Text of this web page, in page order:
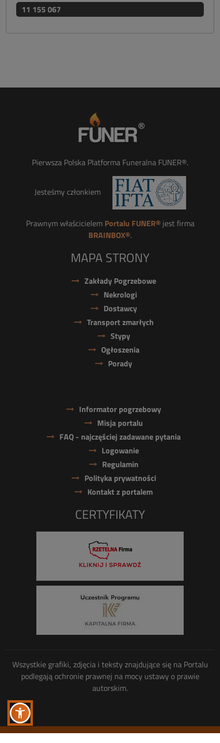
11 155 067
Pierwsza Polska Platforma Funeralna FUNER®.
Jesteśmy członkiem
Prawnym właścicielem Portalu FUNER®jest firma
BRAINBOX®.
MAPA STRONY
Zakłady Pogrzebowe
Nekrologi
Dostawcy
Transport zmarłych
Stypy
Ogłoszenia
Porady
Informator pogrzebowy
Misja portalu
FAQ - najczęściej zadawane pytania
Logowanie
Regulamin
Polityka prywatności
Kontakt z portalem
CERTYFIKATY
Wszystkie grafiki, zdjęcia i teksty znajdujące się na Portalu
podlegają ochronie prawnej na mocy ustawy o prawie
autorskim.